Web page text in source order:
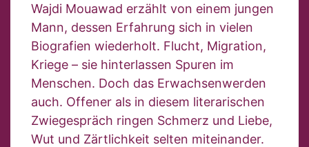
Wajdi Mouawad erzählt von einem jungen
Mann, dessen Erfahrung sich in vielen
Biografien wiederholt. Flucht, Migration,
Kriege – sie hinterlassen Spuren im
Menschen. Doch das Erwachsenwerden
auch. Offener als in diesem literarischen
Zwiegespräch ringen Schmerz und Liebe,
Wut und Zärtlichkeit selten miteinander.